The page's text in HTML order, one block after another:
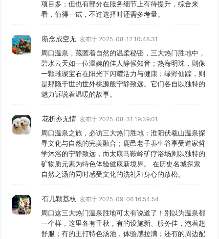
项目多；但也有部分在服务细节上有待提升，综合来
看，值得一试，不过选择时还需多考量。
断念成空无 发布于 2025-08-12 10:48:31
周口温泉，藏匿着自然的温柔秘密，三大热门胜地中，
碧水云天如一位温婉的佳人静候知音；热海明珠，则像
一颗璀璨宝石在阳光下闪耀活力与健康；绿野仙踪，则
是那隐于世的世外桃源般宁静致远。它们各自以独特的
魅力诉说着温暖的故事。
花折亦无情 发布于 2025-08-31 19:39:01
周口温泉之旅，必访三大热门胜地：淮阳伏羲山温泉探
寻文化与自然的完美融合；鹿邑老子养生谷享受道家哲
学沐浴的宁静致远，而太康马鞍岭矿疗浴场则以独特的
矿物质元素为特色体验健康新境界。 在历史名城探索
自然之汤的同时感受文化的洗礼和身心的放松。
有几颗荔枝 发布于 2025-09-06 16:54:54
周口这三大热门温泉胜地可太有说道了！别以为温泉都
一个样，这里各有千秋，有的设施新、服务佳，泡着超
舒服；有的主打特色汤池，体验感拉满；还有的周边配